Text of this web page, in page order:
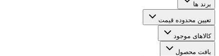
برند ها
تعیین محدوده قیمت
کالاهای موجود
بافت محصول